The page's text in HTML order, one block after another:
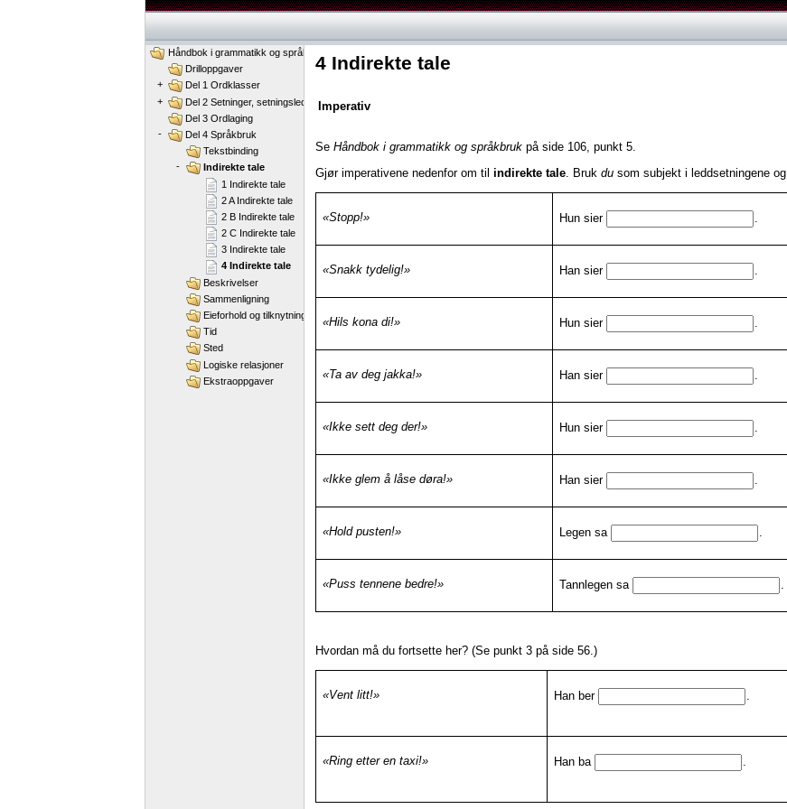
4 Indirekte tale
Imperativ
Se Håndbok i grammatikk og språkbruk på side 106, punkt 5.
Gjør imperativene nedenfor om til indirekte tale . Bruk du som subjekt i leddsetningene og
«Stopp!» Hun sier
«Snakk tydelig!» Han sier
«Hils kona di!» Hun sier
«Ta av deg jakka!» Han sier
«Ikke sett deg der!» Hun sier
«Ikke glem å låse døra!» Han sier
«Hold pusten!» Legen sa
«Puss tennene bedre!» Tannlegen sa
Hvordan må du fortsette her? (Se punkt 3 på side 56.)
«Vent litt!» Han ber .
«Ring etter en taxi!» Han ba .
Håndbok i grammatikk og språkbruk
Drilloppgaver
+
Del 1 Ordklasser
+
Del 2 Setninger, setningsledd og ordstilling
Del 3 Ordlaging
-
Del 4 Språkbruk
Tekstbinding
-
Indirekte tale
1 Indirekte tale
2 A Indirekte tale
2 B Indirekte tale
2 C Indirekte tale
3 Indirekte tale
4 Indirekte tale
Beskrivelser
Sammenligning
Eieforhold og tilknytning
Tid
Sted
Logiske relasjoner
Ekstraoppgaver